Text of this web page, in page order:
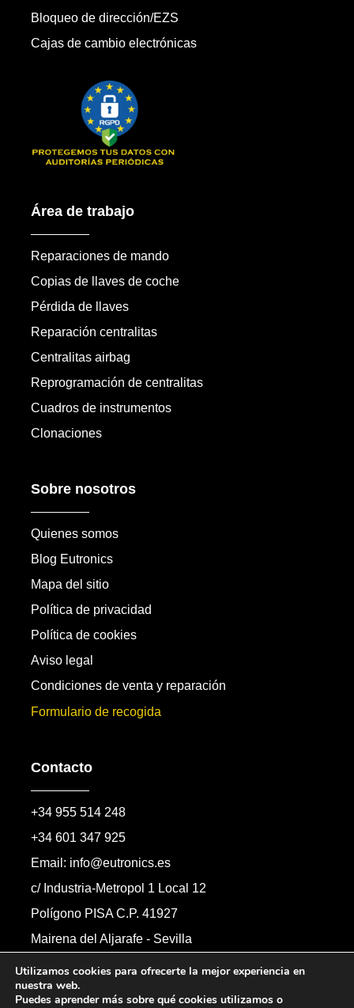
Bloqueo de dirección/EZS
Cajas de cambio electrónicas
Área de trabajo
Reparaciones de mando
Copias de llaves de coche
Pérdida de llaves
Reparación centralitas
Centralitas airbag
Reprogramación de centralitas
Cuadros de instrumentos
Clonaciones
Sobre nosotros
Quienes somos
Blog Eutronics
Mapa del sitio
Política de privacidad
Política de cookies
Aviso legal
Condiciones de venta y reparación
Formulario de recogida
Contacto
+34 955 514 248
+34 601 347 925
Email: info@eutronics.es
c/ Industria-Metropol 1 Local 12
Polígono PISA C.P. 41927
Mairena del Aljarafe - Sevilla
Formulario de contacto
Utilizamos cookies para ofrecerte la mejor experiencia en
nuestra web.
Puedes aprender más sobre qué cookies utilizamos o